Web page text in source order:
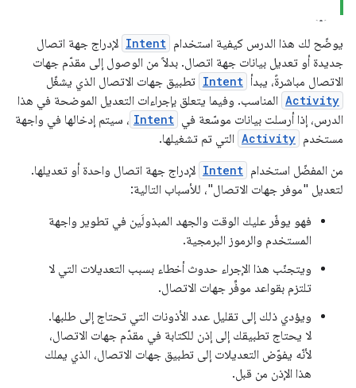
يوضّح لك هذا الدرس كيفية استخدام Intent لإدراج جهة اتصال
جديدة أو تعديل بيانات جهة اتصال. بدلاً من الوصول إلى مقدّم جهات
الاتصال مباشرةً، يبدأ Intent تطبيق جهات الاتصال الذي يشغّل
Activity المناسب. وفيما يتعلق بإجراءات التعديل الموضحة في هذا
الدرس، إذا أرسلت بيانات موسّعة في Intent ، سيتم إدخالها في واجهة
مستخدم Activity التي تم تشغيلها.
من المفضّل استخدام Intent لإدراج جهة اتصال واحدة أو تعديلها.
لتعديل "موفر جهات الاتصال"، للأسباب التالية:
فهو يوفّر عليك الوقت والجهد المبذولَين في تطوير واجهة
المستخدم والرموز البرمجية.
ويتجنّب هذا الإجراء حدوث أخطاء بسبب التعديلات التي لا
تلتزم بقواعد موفِّر جهات الاتصال.
ويؤدي ذلك إلى تقليل عدد الأذونات التي تحتاج إلى طلبها.
لا يحتاج تطبيقك إلى إذن للكتابة في مقدّم جهات الاتصال،
لأنّه يفوّض التعديلات إلى تطبيق جهات الاتصال، الذي يملك
هذا الإذن من قبل.